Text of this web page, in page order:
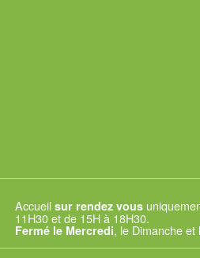
Accueilsur rendez vous
11H30 et de 15H à 18H30.
Fermé le Mercredi, le Dimanche